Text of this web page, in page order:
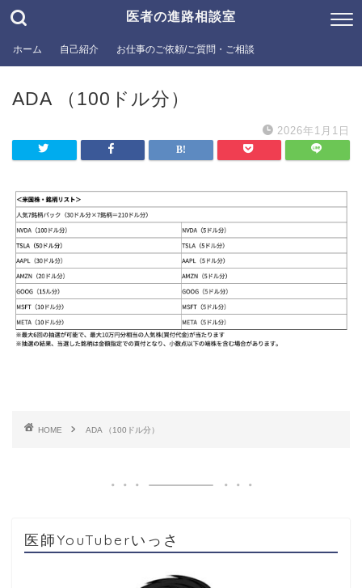
医者の進路相談室
ホーム 自己紹介 お仕事のご依頼/ご質問・ご相談
ADA （100ドル分）
2026年1月1日
HOME ADA （100ドル分）
医師YouTuberいっさ